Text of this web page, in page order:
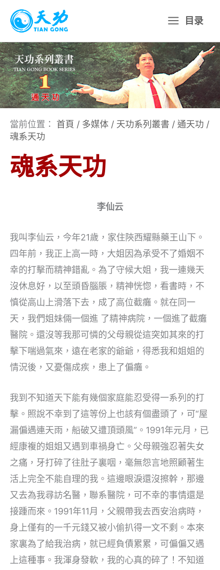
主
要
內
容
目录
當前位置： 首頁 / 多媒体 / 天功系列叢書 / 通天功 /
魂系天功
魂系天功
李仙云
我叫李仙云，今年21歲，家住陝⻄耀縣藥王山下。
四年前，我正上高一時，大姐因為承受不了婚姻不
幸的打擊而精神錯亂。為了守候大姐，我一連幾天
沒休息好，以至頭昏腦脹，精神恍惚，看書時，不
慎從高山上滑落下去，成了高位截癱。就在同一
天，我們姐妹倆一個進 了精神病院，一個進了截癱
醫院。還沒等我那可憐的父母親從這突如其來的打
擊下喘過氣來，遠在老家的爺爺，得悉我和姐姐的
情況後，又憂傷成疾，患上了偏癱。
我到不知道天下能有幾個家庭能忍受得一系列的打
擊。照說不幸到了這等份上也該有個盡頭了，可“屋
漏偏遇連天雨，船破又遭頂頭風”。1991年元月，已
經康複的姐姐又遇到車禍身亡。父母親強忍著失女
之痛，牙打碎了往肚子裏咽，毫無怨言地照顧著生
活上完全不能自理的我。這邊眼淚還沒擦幹，那邊
又去為我尋訪名醫，聯系醫院，可不幸的事情還是
接踵而來。1991年11月，父親帶我去西安治病時，
身上僅有的一千元錢又被小偷扒得一文不剩。本來
家裏為了給我治病，就已經負債累累，可偏偏又遇
上這種事。我渾身發軟，我的心真的碎了！不知道